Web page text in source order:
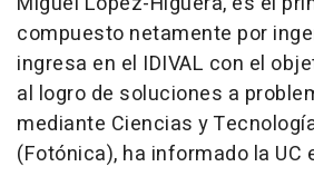
compuesto netamente por
ingresa en el IDIVAL con el
al logro de soluciones a
mediante Ciencias y
(Fotónica), ha informado la UC